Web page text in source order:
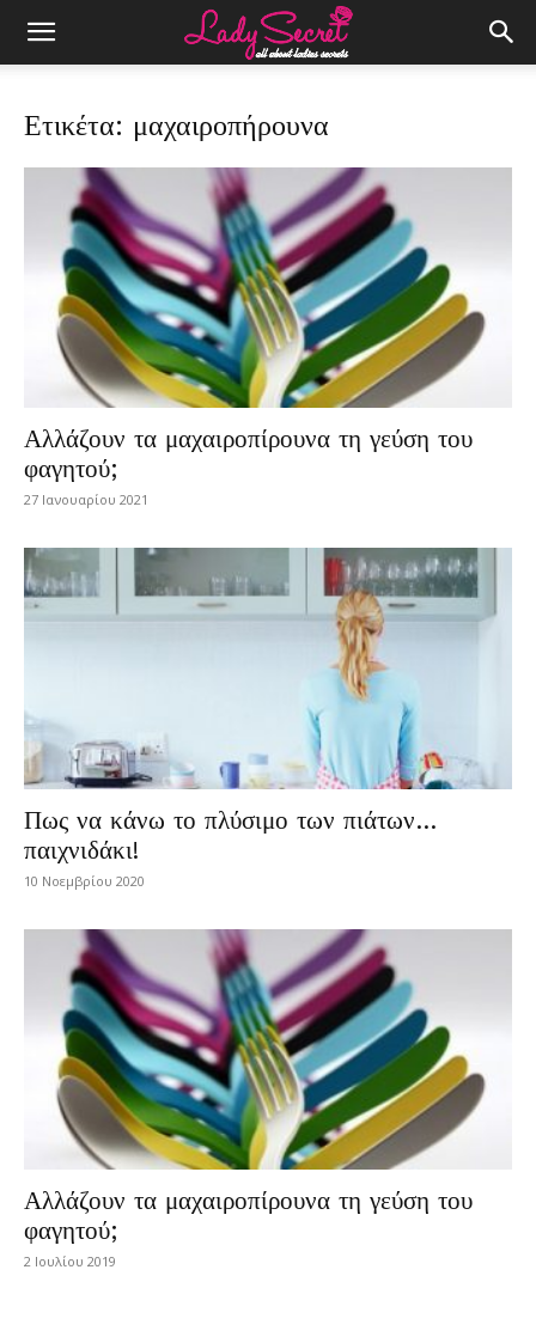
Ετικέτα: μαχαιροπήρουνα
Αλλάζουν τα μαχαιροπίρουνα τη γεύση του
φαγητού;
27 Ιανουαρίου 2021
Πως να κάνω το πλύσιμο των πιάτων…
παιχνιδάκι!
10 Νοεμβρίου 2020
Αλλάζουν τα μαχαιροπίρουνα τη γεύση του
φαγητού;
2 Ιουλίου 2019